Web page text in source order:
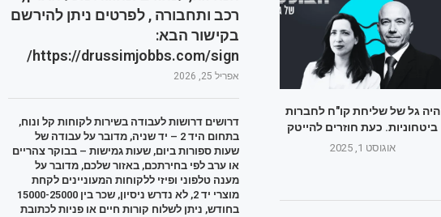
היה גל של שליחת קו"ח לחברות
ביטחוניות. כעת חוזרים להייטק
אוגוסט 1, 2025
רכב ותחבורה , לפרטים ניתן להירשם
בקישור הבא:
https://drussimjobbs.com/sign/
אפריל 25, 2026
דרושים דרושות לעבודה בשירות לקוחות קל ונוח,
בתחום היד 2 – יד שניה, מדובר על עבודה של
שעות ספורות ביום, שעות גמישות – בבוקר צהריים
או ערב לפי בחירתכם, באזור שלכם, מדובר על
מענה טלפוני ופיזי ללקוחות המעוניינים לקחת
מוצרי יד 2, לא נדרש ניסיון, שכר בין 15000-25000
בחודש, ניתן לשלוח קורות חיים או פניות לכתובת